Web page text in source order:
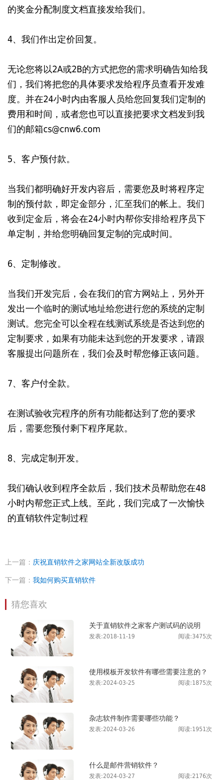
的奖金分配制度文档直接发给我们。
4、我们作出定价回复。
无论您将以2A或2B的方式把您的需求明确告知给我
们，我们将把您的具体要求发给程序员查看开发难
度。并在24小时内由客服人员给您回复我们定制的
费用和时间，或者您也可以直接把要求文档发到我
们的邮箱cs@cnw6.com
5、客户预付款。
当我们都明确好开发内容后，需要您及时将程序定
制的预付款，即定金部分，汇至我们的帐上。我们
收到定金后，将会在24小时内帮你安排给程序员下
单定制，并给您明确回复定制的完成时间。
6、定制修改。
当我们开发完后，会在我们的官方网站上，另外开
发出一个临时的测试地址给您进行您的系统的定制
测试。您完全可以全程在线测试系统是否达到您的
定制要求，如果有功能未达到您的开发要求，请跟
客服提出问题所在，我们会及时帮您修正该问题。
7、客户付全款。
在测试验收完程序的所有功能都达到了您的要求
后，需要您预付剩下程序尾款。
8、完成定制开发。
我们确认收到程序全款后，我们技术员帮助您在48
小时内帮您正式上线。至此，我们完成了一次愉快
的直销软件定制过程
上一篇： 庆祝直销软件之家网站全新改版成功
下一篇： 我如何购买直销软件
猜您喜欢
关于直销软件之家客户测试码的说明
发表:2018-11-19 阅读:3475次
使用模板开发软件有哪些需要注意的？
发表:2024-03-25 阅读:1875次
杂志软件制作需要哪些功能？
发表:2024-03-26 阅读:1951次
什么是邮件营销软件？
发表:2024-03-27 阅读:2176次